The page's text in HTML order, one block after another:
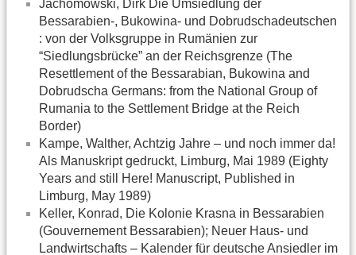
Jachomowski, Dirk Die Umsiedlung der
Bessarabien-, Bukowina- und Dobrudschadeutschen
: von der Volksgruppe in Rumänien zur
“Siedlungsbrücke” an der Reichsgrenze (The
Resettlement of the Bessarabian, Bukowina and
Dobrudscha Germans: from the National Group of
Rumania to the Settlement Bridge at the Reich
Border)
Kampe, Walther, Achtzig Jahre – und noch immer da!
Als Manuskript gedruckt, Limburg, Mai 1989 (Eighty
Years and still Here! Manuscript, Published in
Limburg, May 1989)
Keller, Konrad, Die Kolonie Krasna in Bessarabien
(Gouvernement Bessarabien); Neuer Haus- und
Landwirtschafts – Kalender für deutsche Ansiedler im